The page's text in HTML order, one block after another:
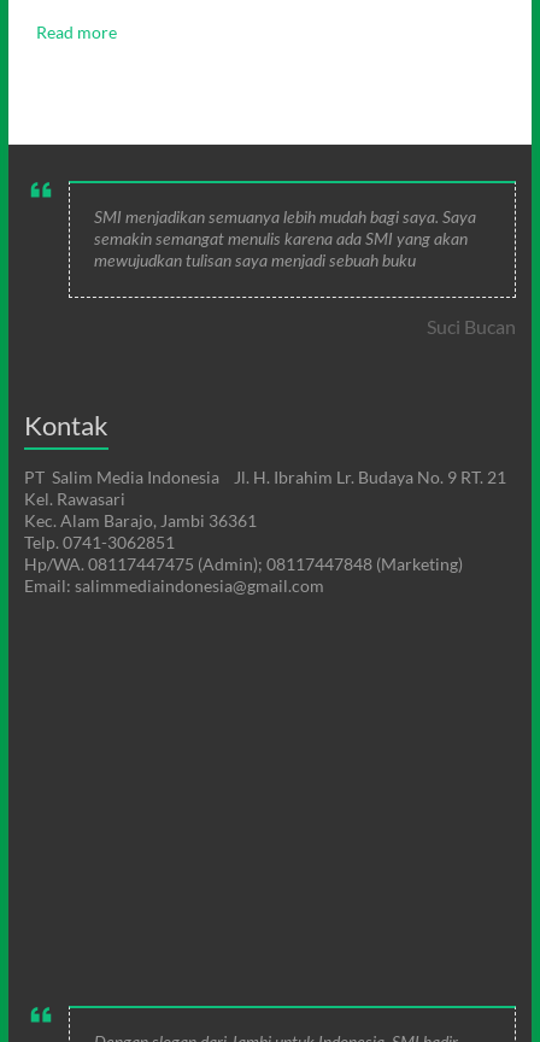
Read more
SMI menjadikan semuanya lebih mudah bagi saya. Saya
semakin semangat menulis karena ada SMI yang akan
mewujudkan tulisan saya menjadi sebuah buku
Suci Bucan
Kontak
PT Salim Media Indonesia Jl. H. Ibrahim Lr. Budaya No. 9 RT. 21
Kel. Rawasari
Kec. Alam Barajo, Jambi 36361
Telp. 0741-3062851
Hp/WA. 08117447475 (Admin); 08117447848 (Marketing)
Email: salimmediaindonesia@gmail.com